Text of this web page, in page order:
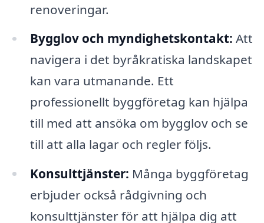
renoveringar.
Bygglov och myndighetskontakt: Att
navigera i det byråkratiska landskapet
kan vara utmanande. Ett
professionellt byggföretag kan hjälpa
till med att ansöka om bygglov och se
till att alla lagar och regler följs.
Konsulttjänster: Många byggföretag
erbjuder också rådgivning och
konsulttjänster för att hjälpa dig att